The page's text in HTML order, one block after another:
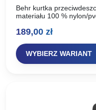
Behr kurtka
materiału 100 % nylon/
pozwala nam zrobić
189,00 zł
WYBIERZ WARIANT